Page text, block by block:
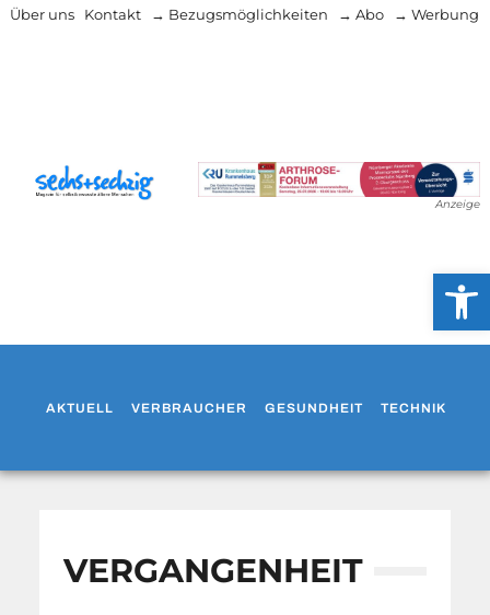
Über uns Kontakt → Bezugsmöglichkeiten → Abo → Werbung
Anzeige
AKTUELL VERBRAUCHER GESUNDHEIT TECHNIK
VERGANGENHEIT